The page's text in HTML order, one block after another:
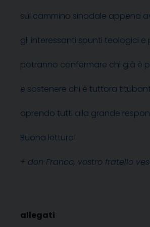
sul cammino sinodale appena
gli interessanti spunti teologici e
potranno confermare chi già è
e sostenere chi è tuttora
aprendo tutti alla grande
Buona lettura!
+ don Franco, vostro fratello